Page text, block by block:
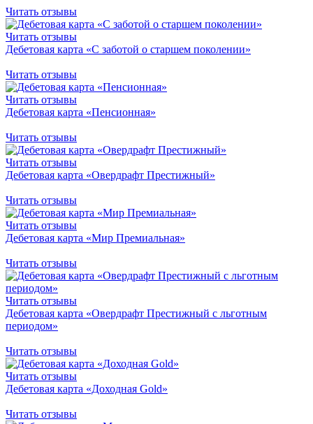
Читать отзывы
Читать отзывы
Дебетовая карта «С заботой о старшем поколении»
Читать отзывы
Читать отзывы
Дебетовая карта «Пенсионная»
Читать отзывы
Читать отзывы
Дебетовая карта «Овердрафт Престижный»
Читать отзывы
Читать отзывы
Дебетовая карта «Мир Премиальная»
Читать отзывы
Читать отзывы
Дебетовая карта «Овердрафт Престижный с льготным
периодом»
Читать отзывы
Читать отзывы
Дебетовая карта «Доходная Gold»
Читать отзывы